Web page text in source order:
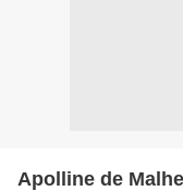
Apolline de